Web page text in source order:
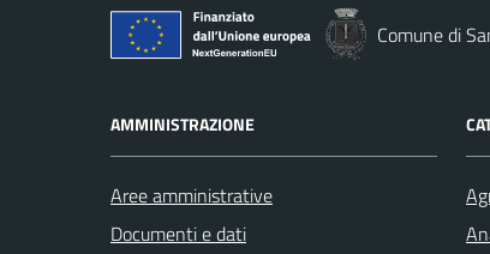
Comune di
AMMINISTRAZIONE
Aree amministrative
Documenti e dati